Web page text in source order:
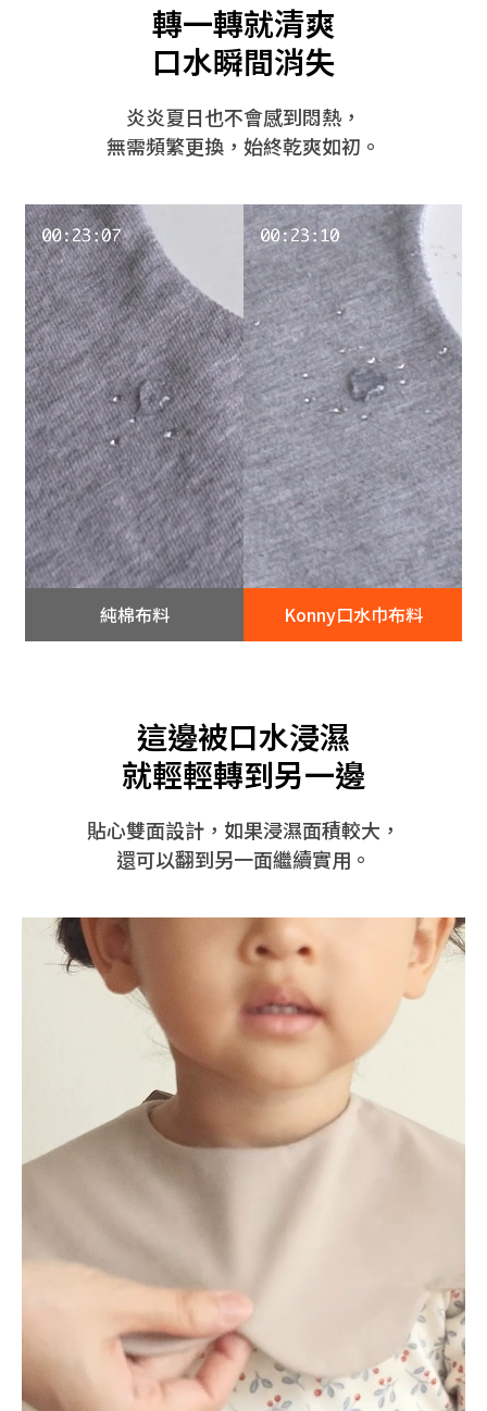
轉一轉就清爽
口水瞬間消失
炎炎夏日也不會感到悶熱，
無需頻繁更換，始終乾爽如初。
純棉布料 Konny口水巾布料
這邊被口水浸濕
就輕輕轉到另一邊
貼心雙面設計，如果浸濕面積較大，
還可以翻到另一面繼續實用。